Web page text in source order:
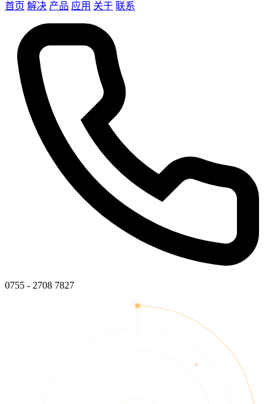
首页 解决 产品 应用 关于 联系
0755 - 2708 7827